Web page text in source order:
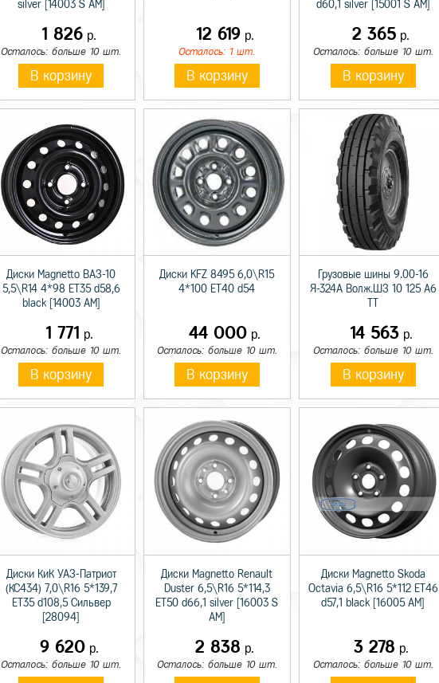
silver [14003 S AM]
1 826 р.
Осталось: больше 10 шт.
В корзину
12 619р.
Осталось: 1 шт.
В корзину
d60,1 silver [15001 S AM]
2 365 р.
Осталось: больше 10 шт.
В корзину
Диски Magnetto ВАЗ-10
5,5\R14 4*98 ET35 d58,6
black [14003 AM]
1 771 р.
Осталось: больше 10 шт.
В корзину
Диски KFZ 8495 6,0\R15
4*100 ET40 d54
44 000 р.
Осталось: больше 10 шт.
В корзину
Грузовые шины 9.00-16
Я-324А Волж.ШЗ 10 125 A6
14 563р.
Осталось: больше 10 шт.
В корзину
Диски КиК УАЗ-Патриот
(КС434) 7,0\R16 5*139,7
ET35 d108,5 Сильвер
[28094]
9 620р.
Осталось: больше 10 шт.
Диски Magnetto Renault
Duster 6,5\R16 5*114,3
ET50 d66,1 silver [16003 S
AM]
2 838 р.
Осталось: больше 10 шт.
Диски Magnetto Skoda
Octavia 6,5\R16 5*112 ET46
d57,1 black [16005 AM]
3 278 р.
Осталось: больше 10 шт.